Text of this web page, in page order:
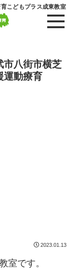
こどもプラス成東教室
八街市横芝
運動療育
2023.01.13
室です。